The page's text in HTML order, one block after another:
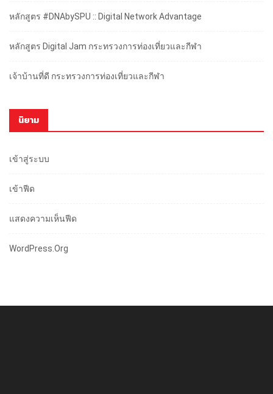
หลักสูตร #DNAbySPU :: Digital Network Advantage
หลักสูตร Digital Jam กระทรวงการท่องเที่ยวและกีฬา
เจ้าบ้านที่ดี กระทรวงการท่องเที่ยวและกีฬา
นิยาม
เข้าสู่ระบบ
เข้าฟีด
แสดงความเห็นฟีด
WordPress.org